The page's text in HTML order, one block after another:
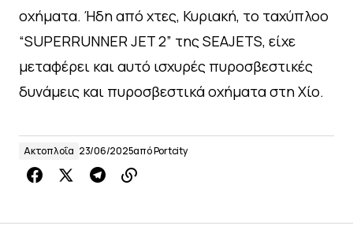
οχήματα. Ήδη από χτες, Κυριακή, το ταχύπλοο
“SUPERRUNNER JET 2” της SEAJETS, είχε
μεταφέρει και αυτό ισχυρές πυροσβεστικές
δυνάμεις και πυροσβεστικά οχήματα στη Χίο.
Ακτοπλοΐα 23/06/2025απόPortcity